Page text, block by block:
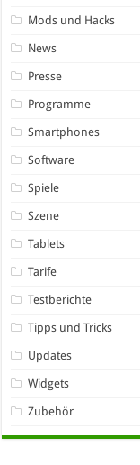
Mods und Hacks
News
Presse
Programme
Smartphones
Software
Spiele
Szene
Tablets
Tarife
Testberichte
Tipps und Tricks
Updates
Widgets
Zubehör